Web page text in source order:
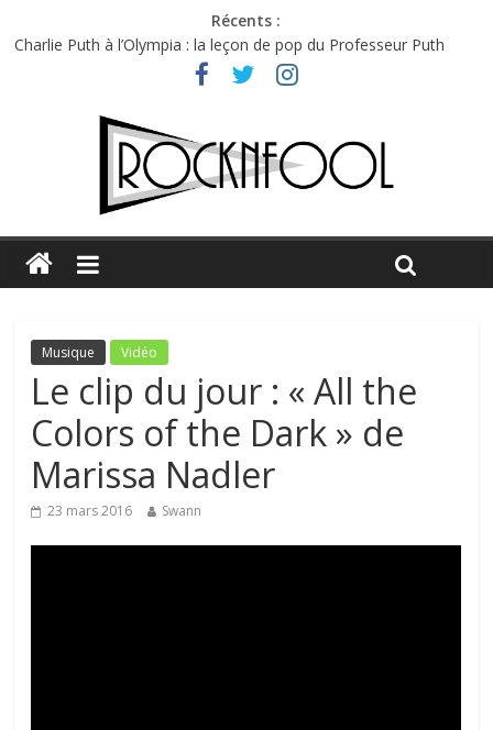
Récents :
Charlie Puth à l’Olympia : la leçon de pop du Professeur Puth
Festival Triptyque : un nouveau festival de musique indépendant
Hellfest 2026 vendredi : température et émotions en hausse
Hellfest 2026 jeudi : impossible de choisir entre chaleur et bonne
Première édition du Midgard Festival : entre bière, métal et
Musique Vidéo
Le clip du jour : « All the
Colors of the Dark » de
Marissa Nadler
23 mars 2016 Swann